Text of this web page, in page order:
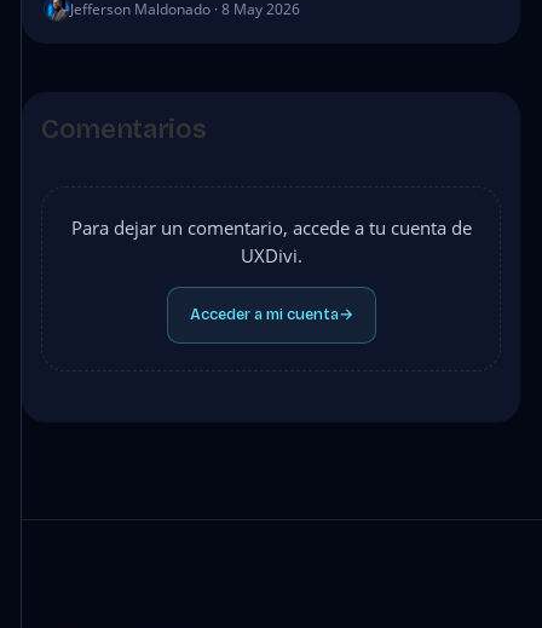
Jefferson Maldonado · 8 May 2026
Comentarios
Para dejar un comentario, accede a tu cuenta de
UXDivi.
Acceder a mi cuenta→